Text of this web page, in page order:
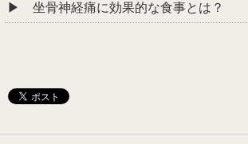
坐骨神経痛に効果的な食事とは？